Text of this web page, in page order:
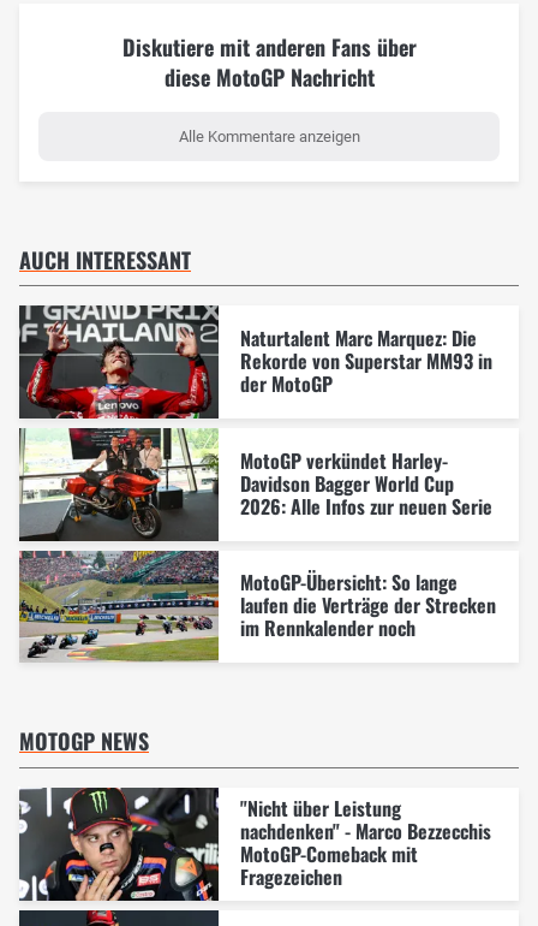
Diskutiere mit anderen Fans über
diese MotoGP Nachricht
Alle Kommentare anzeigen
AUCH INTERESSANT
Naturtalent Marc Marquez: Die
Rekorde von Superstar MM93 in
der MotoGP
MotoGP verkündet Harley-
Davidson Bagger World Cup
2026: Alle Infos zur neuen Serie
MotoGP-Übersicht: So lange
laufen die Verträge der Strecken
im Rennkalender noch
MOTOGP NEWS
"Nicht über Leistung
nachdenken" - Marco Bezzecchis
MotoGP-Comeback mit
Fragezeichen